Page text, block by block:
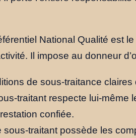
National Qualité est
Il impose au donneur
de sous-traitance
traitant respecte lui-même
confiée.
sous-traitant possède les